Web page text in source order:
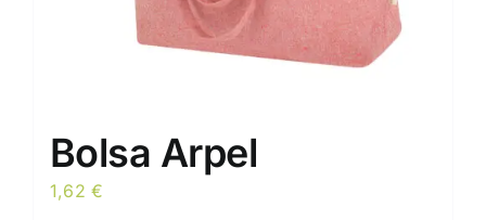
producto
Bolsa Arpel
1,62€